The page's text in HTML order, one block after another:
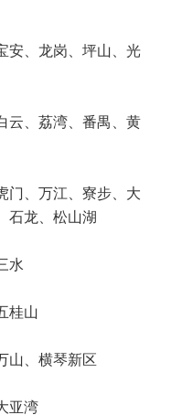
安、龙岗、坪山、光
云、荔湾、番禺、黄
门、万江、寮步、大
石龙、松山湖
水
桂山
山、横琴新区
亚湾